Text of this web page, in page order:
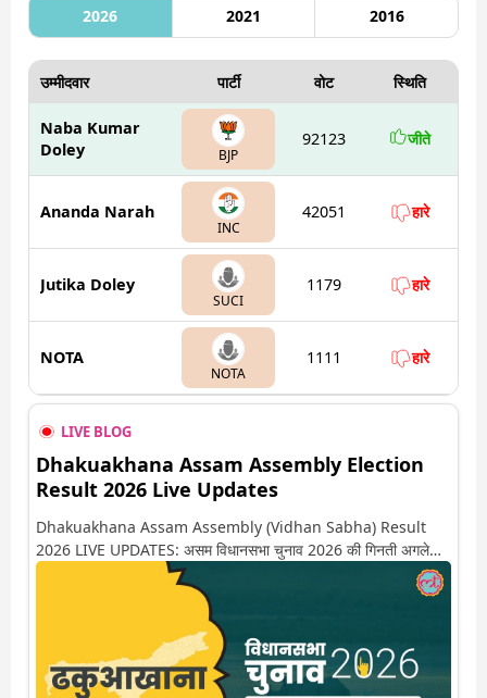
2026 2021 2016
उम्मीदवार पार्टी वोट स्थिति
Naba Kumar
Doley
BJP
92123 जीते
Ananda Narah
INC
42051 हारे
Jutika Doley
SUCI
1179 हारे
NOTA
NOTA
1111 हारे
LIVE BLOG
Dhakuakhana Assam Assembly Election
Result 2026 Live Updates
Dhakuakhana Assam Assembly (Vidhan Sabha) Result
2026 LIVE UPDATES: असम विधानसभा चुनाव 2026 की गिनती अगले
कुछ ही देर में शुरू होने वाली है. यहां देखें ढकुआखाना सीट पर कौन आगे-कौन
पीछे से लेकर किस तरफ जा रहें है रुझान. साथ ही पाइए इस सीट पर हो रही हर
एक हलचल की अपडेट वो भी रियल टाइम में